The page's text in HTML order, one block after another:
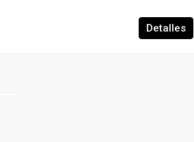
Detalles